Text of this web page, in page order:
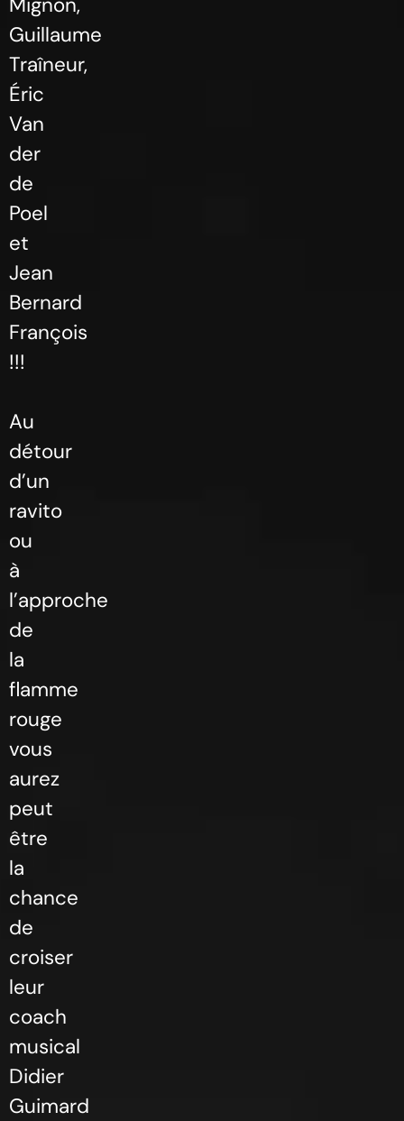
Mignon,
Guillaume
Traîneur,
Éric
Van
der
de
Poel
et
Jean
Bernard
François
!!!
Au
détour
d’un
ravito
ou
à
l’approche
de
la
flamme
rouge
vous
aurez
peut
être
la
chance
de
croiser
leur
coach
musical
Didier
Guimard